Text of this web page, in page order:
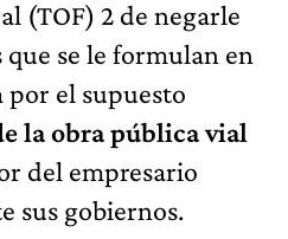
(TOF) 2 de negarle
se le formulan en
por el supuesto
la obra pública vial
del empresario
sus gobiernos.